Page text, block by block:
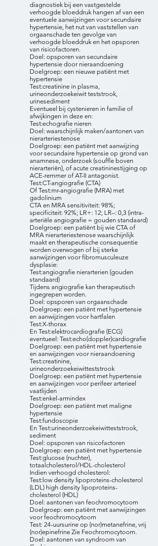
diagnostiek bij een vastgestelde
verhoogde bloeddruk hangen af van een
eventuele aanwijzingen voor secundaire
hypertensie, het nut van vaststellen van
orgaanschade ten gevolge van
verhoogde bloeddruk en het opsporen
van risicofactoren.
Doel: opsporen van secundaire
hypertensie door nieraandoening
Doelgroep: een nieuwe patiënt met
hypertensie
Test:creatinine in plasma,
urineonderzoekeiwit teststrook,
urinesediment
Eventueel bij cystenieren in familie of
afwijkingen in deze en:
Test:echografie nieren
Doel: waarschijnlijk maken/aantonen van
nierarteriestenose
Doelgroep: een patiënt met aanwijzing
voor secundaire hypertensie op grond van
anamnese, onderzoek (souffle boven
nierarteriën), of acute creatininestijging op
ACE-remmer of AT-II antagonist.
Test:CT-angiografie (CTA)
Of Test:mr-angiografie (MRA) met
gadolinium
CTA en MRA sensitiviteit: 98%;
specificiteit: 92%; LR+: 12; LR–: 0,3 (intra-
arteriële angiografie = gouden standaard)
Doelgroep: een patiënt bij wie CTA of
MRA nierarteriestenose waarschijnlijk
maakt en therapeutische consequentie
worden overwogen of bij sterke
aanwijzingen voor fibromusculeuze
dysplasie:
Test:angiografie nierarterien (gouden
standaard)
Tijdens angiografie kan therapeutisch
ingegrepen worden.
Doel: opsporen van orgaanschade
Doelgroep: een patiënt met hypertensie
en aanwijzingen voor hartfalen
Test:X-thorax
En Test:elektrocardiografie (ECG)
eventueel: Test:echo(doppler)cardiografie
Doelgroep: een patiënt met hypertensie
en aanwijzingen voor nieraandoening
Test:creatinine,
urineonderzoekeiwitteststrook
Doelgroep: een patiënt met hypertensie
en aanwijzingen voor perifeer arterieel
vaatlijden
Test:enkel-armindex
Doelgroep: een patiënt met maligne
hypertensie
Test:fundoscopie
En Test:urineonderzoekeiwitteststrook,
sediment
Doel: opsporen van risicofactoren
Doelgroep: een patiënt met hypertensie
Test:glucose (nuchter),
totaalcholesterol/HDL-cholesterol
Indien verhoogd cholesterol:
Test:low density lipoproteins-cholesterol
(LDL) high density lipoproteins-
cholesterol (HDL)
Doel: aantonen van feochromocytoom
Doelgroep: een patiënt met aanwijzingen
voor feochromocytoom
Test: 24-uursurine op (nor)metanefrine, vrij
(nor)epinefrine Zie Feochromocytoom.
Doel: aantonen van syndroom van